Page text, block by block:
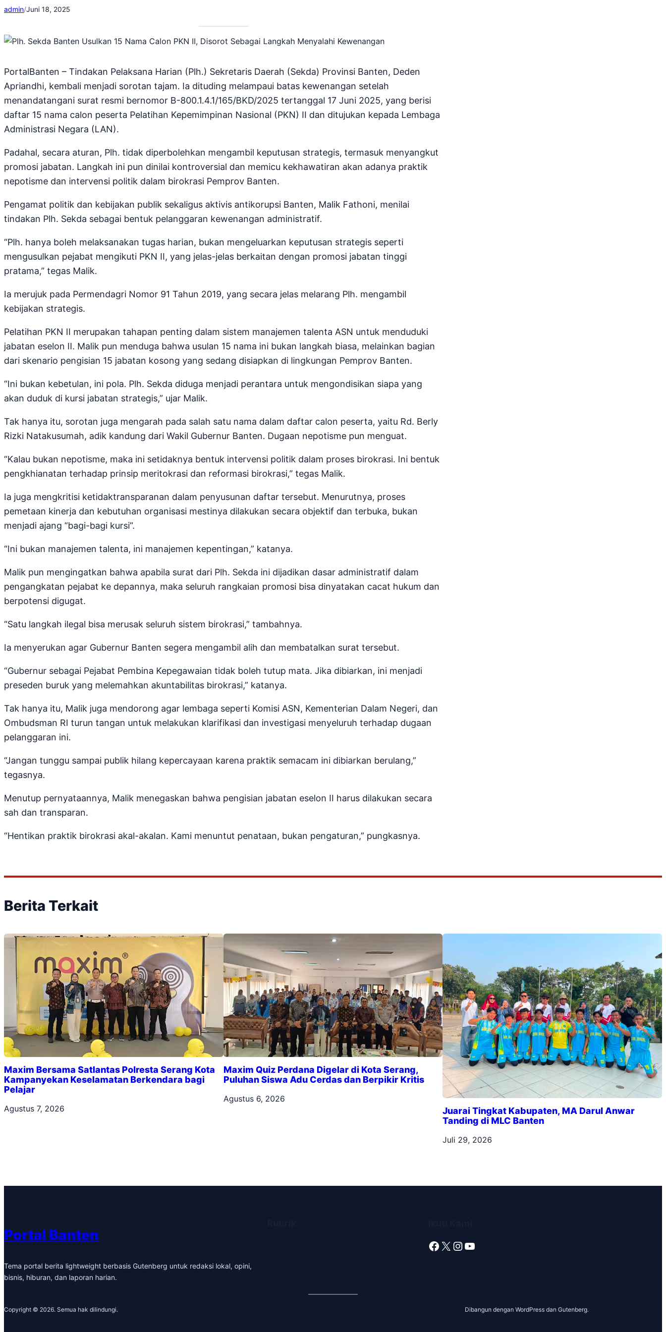
admin/Juni 18, 2025
PortalBanten – Tindakan Pelaksana Harian (Plh.) Sekretaris Daerah (Sekda) Provinsi Banten, Deden
Apriandhi, kembali menjadi sorotan tajam. Ia dituding melampaui batas kewenangan setelah
menandatangani surat resmi bernomor B-800.1.4.1/165/BKD/2025 tertanggal 17 Juni 2025, yang berisi
daftar 15 nama calon peserta Pelatihan Kepemimpinan Nasional (PKN) II dan ditujukan kepada Lembaga
Administrasi Negara (LAN).
Padahal, secara aturan, Plh. tidak diperbolehkan mengambil keputusan strategis, termasuk menyangkut
promosi jabatan. Langkah ini pun dinilai kontroversial dan memicu kekhawatiran akan adanya praktik
nepotisme dan intervensi politik dalam birokrasi Pemprov Banten.
Pengamat politik dan kebijakan publik sekaligus aktivis antikorupsi Banten, Malik Fathoni, menilai
tindakan Plh. Sekda sebagai bentuk pelanggaran kewenangan administratif.
“Plh. hanya boleh melaksanakan tugas harian, bukan mengeluarkan keputusan strategis seperti
mengusulkan pejabat mengikuti PKN II, yang jelas-jelas berkaitan dengan promosi jabatan tinggi
pratama,” tegas Malik.
Ia merujuk pada Permendagri Nomor 91 Tahun 2019, yang secara jelas melarang Plh. mengambil
kebijakan strategis.
Pelatihan PKN II merupakan tahapan penting dalam sistem manajemen talenta ASN untuk menduduki
jabatan eselon II. Malik pun menduga bahwa usulan 15 nama ini bukan langkah biasa, melainkan bagian
dari skenario pengisian 15 jabatan kosong yang sedang disiapkan di lingkungan Pemprov Banten.
“Ini bukan kebetulan, ini pola. Plh. Sekda diduga menjadi perantara untuk mengondisikan siapa yang
akan duduk di kursi jabatan strategis,” ujar Malik.
Tak hanya itu, sorotan juga mengarah pada salah satu nama dalam daftar calon peserta, yaitu Rd. Berly
Rizki Natakusumah, adik kandung dari Wakil Gubernur Banten. Dugaan nepotisme pun menguat.
“Kalau bukan nepotisme, maka ini setidaknya bentuk intervensi politik dalam proses birokrasi. Ini bentuk
pengkhianatan terhadap prinsip meritokrasi dan reformasi birokrasi,” tegas Malik.
Ia juga mengkritisi ketidaktransparanan dalam penyusunan daftar tersebut. Menurutnya, proses
pemetaan kinerja dan kebutuhan organisasi mestinya dilakukan secara objektif dan terbuka, bukan
menjadi ajang “bagi-bagi kursi”.
“Ini bukan manajemen talenta, ini manajemen kepentingan,” katanya.
Malik pun mengingatkan bahwa apabila surat dari Plh. Sekda ini dijadikan dasar administratif dalam
pengangkatan pejabat ke depannya, maka seluruh rangkaian promosi bisa dinyatakan cacat hukum dan
berpotensi digugat.
“Satu langkah ilegal bisa merusak seluruh sistem birokrasi,” tambahnya.
Ia menyerukan agar Gubernur Banten segera mengambil alih dan membatalkan surat tersebut.
“Gubernur sebagai Pejabat Pembina Kepegawaian tidak boleh tutup mata. Jika dibiarkan, ini menjadi
preseden buruk yang melemahkan akuntabilitas birokrasi,” katanya.
Tak hanya itu, Malik juga mendorong agar lembaga seperti Komisi ASN, Kementerian Dalam Negeri, dan
Ombudsman RI turun tangan untuk melakukan klarifikasi dan investigasi menyeluruh terhadap dugaan
pelanggaran ini.
“Jangan tunggu sampai publik hilang kepercayaan karena praktik semacam ini dibiarkan berulang,”
tegasnya.
Menutup pernyataannya, Malik menegaskan bahwa pengisian jabatan eselon II harus dilakukan secara
sah dan transparan.
“Hentikan praktik birokrasi akal-akalan. Kami menuntut penataan, bukan pengaturan,” pungkasnya.
Berita Terkait
Maxim Bersama Satlantas Polresta Serang Kota
Kampanyekan Keselamatan Berkendara bagi
Pelajar
Agustus 7, 2026
Maxim Quiz Perdana Digelar di Kota Serang,
Puluhan Siswa Adu Cerdas dan Berpikir Kritis
Agustus 6, 2026
Juarai Tingkat Kabupaten, MA Darul Anwar
Tanding di MLC Banten
Juli 29, 2026
Portal Banten
Tema portal berita lightweight berbasis Gutenberg untuk redaksi lokal, opini,
bisnis, hiburan, dan laporan harian.
Facebook X Instagram YouTube
Copyright © 2026. Semua hak dilindungi. Dibangun dengan WordPress dan Gutenberg.